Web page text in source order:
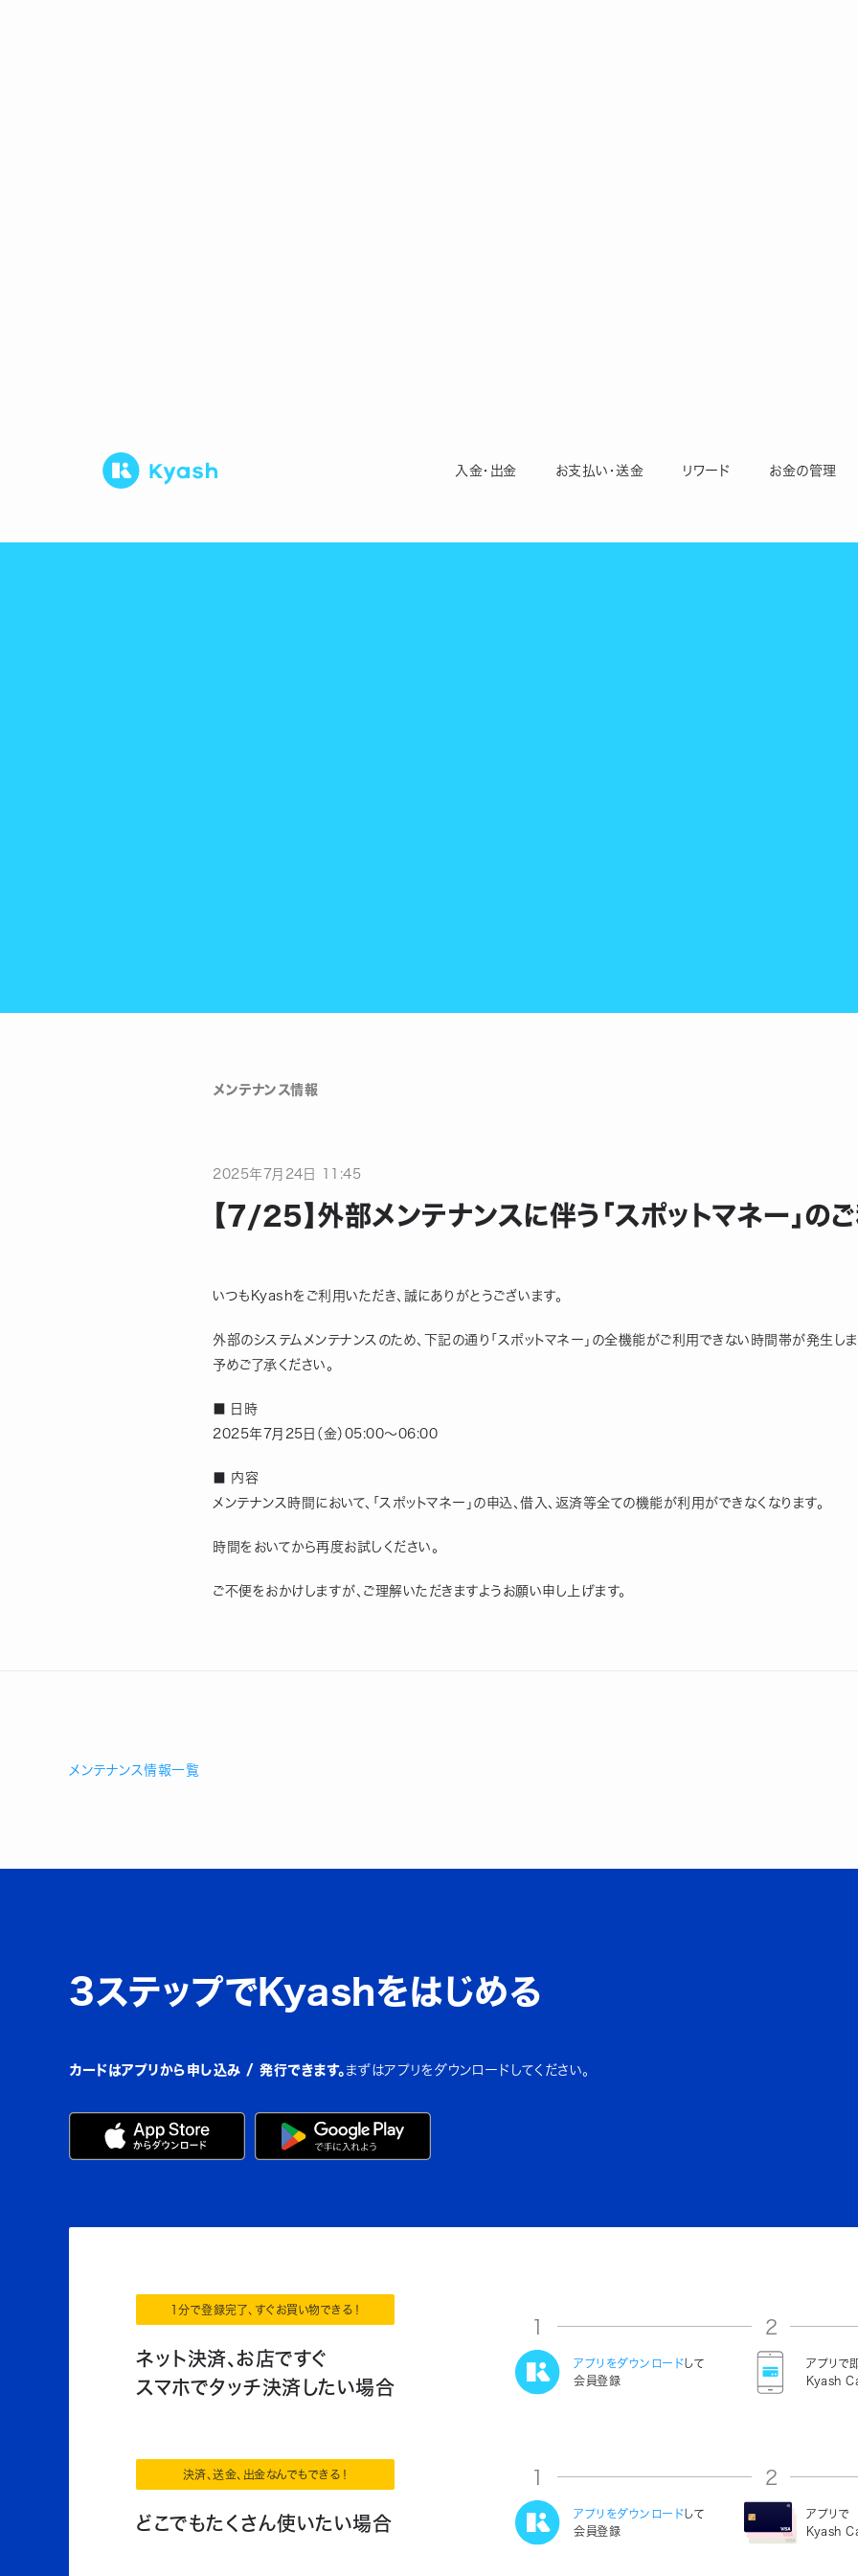
入金・出金 お支払い・送金 リワード お金の管理
メンテナンス情報
2025年 7月 24 日 11:45
【7/25】外部メンテナンスに伴う「スポットマネー」の
いつもKyashをご利用いただき、誠にありがとうございます。
外部のシステムメンテナンスのため、下記の通り「スポットマネー」の全機能がご利用できない時間帯が発生しま
予めご了承ください。
■ 日時
2025年7月25日（金）05:00～06:00
■ 内容
メンテナンス時間において、「スポットマネー」の申込、借入、返済等全ての機能が利用ができなくなります。
時間をおいてから再度お試しください。
ご不便をおかけしますが、ご理解いただきますようお願い申し上げます。
メンテナンス情報一覧
3ステップでKyashをはじめる
カードはアプリから申し込み / 発行できます。 まずはアプリをダウンロードしてください。
1分で登録完了、すぐお買い物できる！
ネット決済、お店ですぐ
スマホでタッチ決済したい場合
1
アプリをダウンロードして
会員登録
2
アプリで
Kyash
決済、送金、出金なんでもできる！
どこでもたくさん使いたい場合
1
アプリをダウンロードして
会員登録
2
アプリで
Kyash